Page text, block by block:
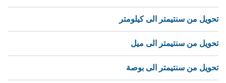
تحويل من سنتيمتر الى كيلومتر
تحويل من سنتيمتر الى ميل
تحويل من سنتيمتر الى بوصة